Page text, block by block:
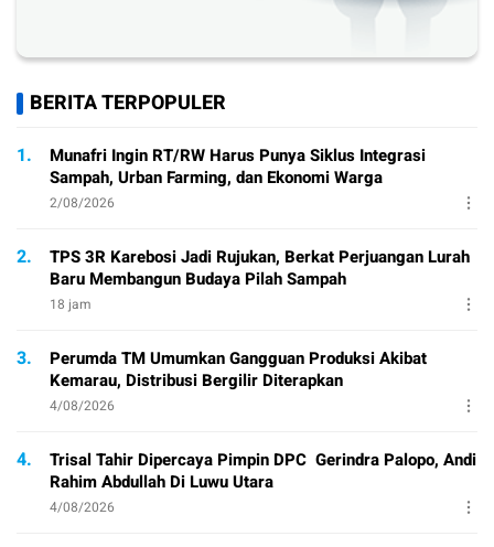
BERITA TERPOPULER
1.
Munafri Ingin RT/RW Harus Punya Siklus Integrasi
Sampah, Urban Farming, dan Ekonomi Warga
2/08/2026
2.
TPS 3R Karebosi Jadi Rujukan, Berkat Perjuangan Lurah
Baru Membangun Budaya Pilah Sampah
18 jam
3.
Perumda TM Umumkan Gangguan Produksi Akibat
Kemarau, Distribusi Bergilir Diterapkan
4/08/2026
4.
Trisal Tahir Dipercaya Pimpin DPC Gerindra Palopo, Andi
Rahim Abdullah Di Luwu Utara
4/08/2026